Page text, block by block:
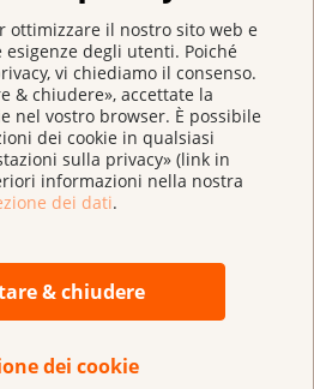
ottimizzare il nostro sito web e
degli utenti. Poiché
vi chiediamo il consenso.
& chiudere», accettate la
nel vostro browser. È possibile
dei cookie in qualsiasi
sulla privacy» (link in
informazioni nella nostra
dei dati.
& chiudere
dei cookie
opuscoli e guide